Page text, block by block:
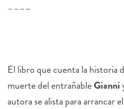
––––
El libro que cuenta la historia
muerte del entrañableGianni
autora se alista para arrancar